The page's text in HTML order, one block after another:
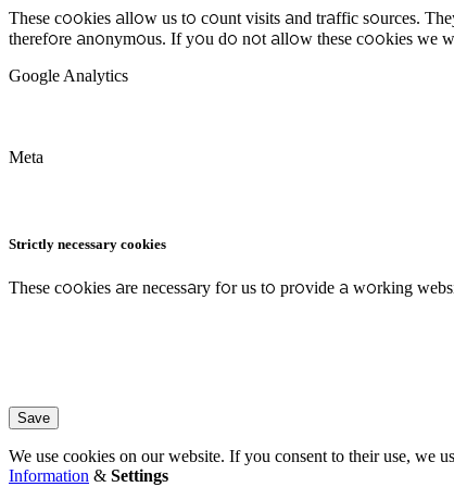
These cookies allow us to count visits and traffic sources.
therefore anonymous. If you do not allow these cookies we
Google Analytics
Meta
Strictly necessary cookies
These cookies are necessary for us to provide a working
Save
We use cookies on our website. If you consent to their use, we
Information & Settings